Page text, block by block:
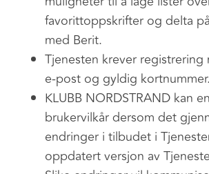
favorittoppskrifter og delta
med Berit.
Tjenesten krever registrering
e-post og gyldig kortnummer.
KLUBB NORDSTRAND kan
brukervilkår dersom det
endringer i tilbudet i
oppdatert versjon av